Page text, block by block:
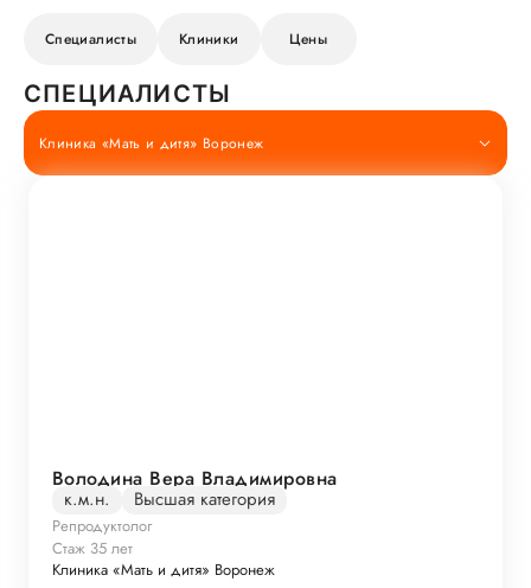
Специалисты Клиники Цены
СПЕЦИАЛИСТЫ
Клиника «Мать и дитя» Воронеж
Володина Вера Владимировна
к.м.н. Высшая категория
Репродуктолог
Стаж 35 лет
Клиника «Мать и дитя» Воронеж